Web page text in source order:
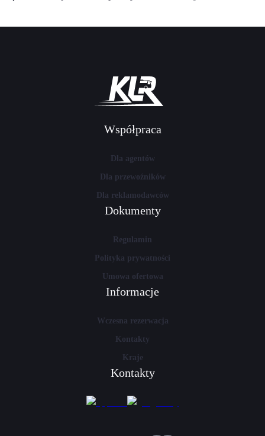
Współpraca
Dla agentów
Dla przewoźników
Dla reklamodawców
Dokumenty
Regulamin
Polityka prywatności
Umowa ofertowa
Informacje
Wczesna rezerwacja
Kontakty
Kraje
Kontakty